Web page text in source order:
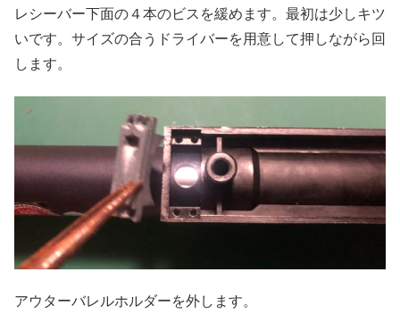
レシーバー下面の４本のビスを緩めます。最初は少しキツ
いです。サイズの合うドライバーを用意して押しながら回
します。
アウターバレルホルダーを外します。